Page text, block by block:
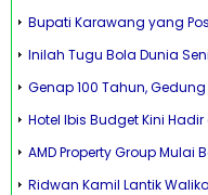
Bupati Karawang yang
Inilah Tugu Bola Dunia
Genap 100 Tahun,
Hotel Ibis Budget Kini
AMD Property Group Mulai
Ridwan Kamil Lantik